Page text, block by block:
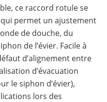
ce raccord rotule se
permet un ajustement
de douche, du
de l’évier. Facile à
d’alignement entre
d’évacuation
le siphon d’évier),
lors des